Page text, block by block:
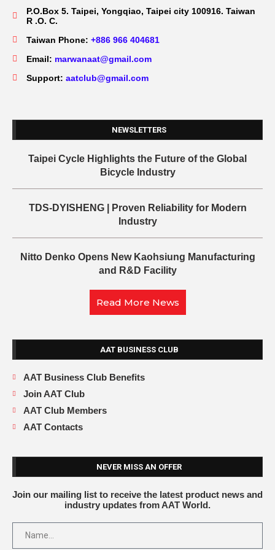
P.O.Box 5. Taipei, Yongqiao, Taipei city 100916. Taiwan
R .O. C.
Taiwan Phone: +886 966 404681
Email: marwanaat@gmail.com
Support: aatclub@gmail.com
NEWSLETTERS
Taipei Cycle Highlights the Future of the Global
Bicycle Industry
TDS-DYISHENG | Proven Reliability for Modern
Industry
Nitto Denko Opens New Kaohsiung Manufacturing
and R&D Facility
Read More News
AAT BUSINESS CLUB
AAT Business Club Benefits
Join AAT Club
AAT Club Members
AAT Contacts
NEVER MISS AN OFFER
Join our mailing list to receive the latest product news and
industry updates from AAT World.